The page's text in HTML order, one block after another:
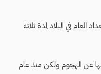
العام في البلاد لمدة ثلاثة
عن الهجوم ولكن منذ عام